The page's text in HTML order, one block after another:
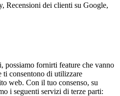
Recensioni dei clienti su Google,
possiamo fornirti feature che vanno
ti consentono di utilizzare
web. Con il tuo consenso, su
i seguenti servizi di terze parti: